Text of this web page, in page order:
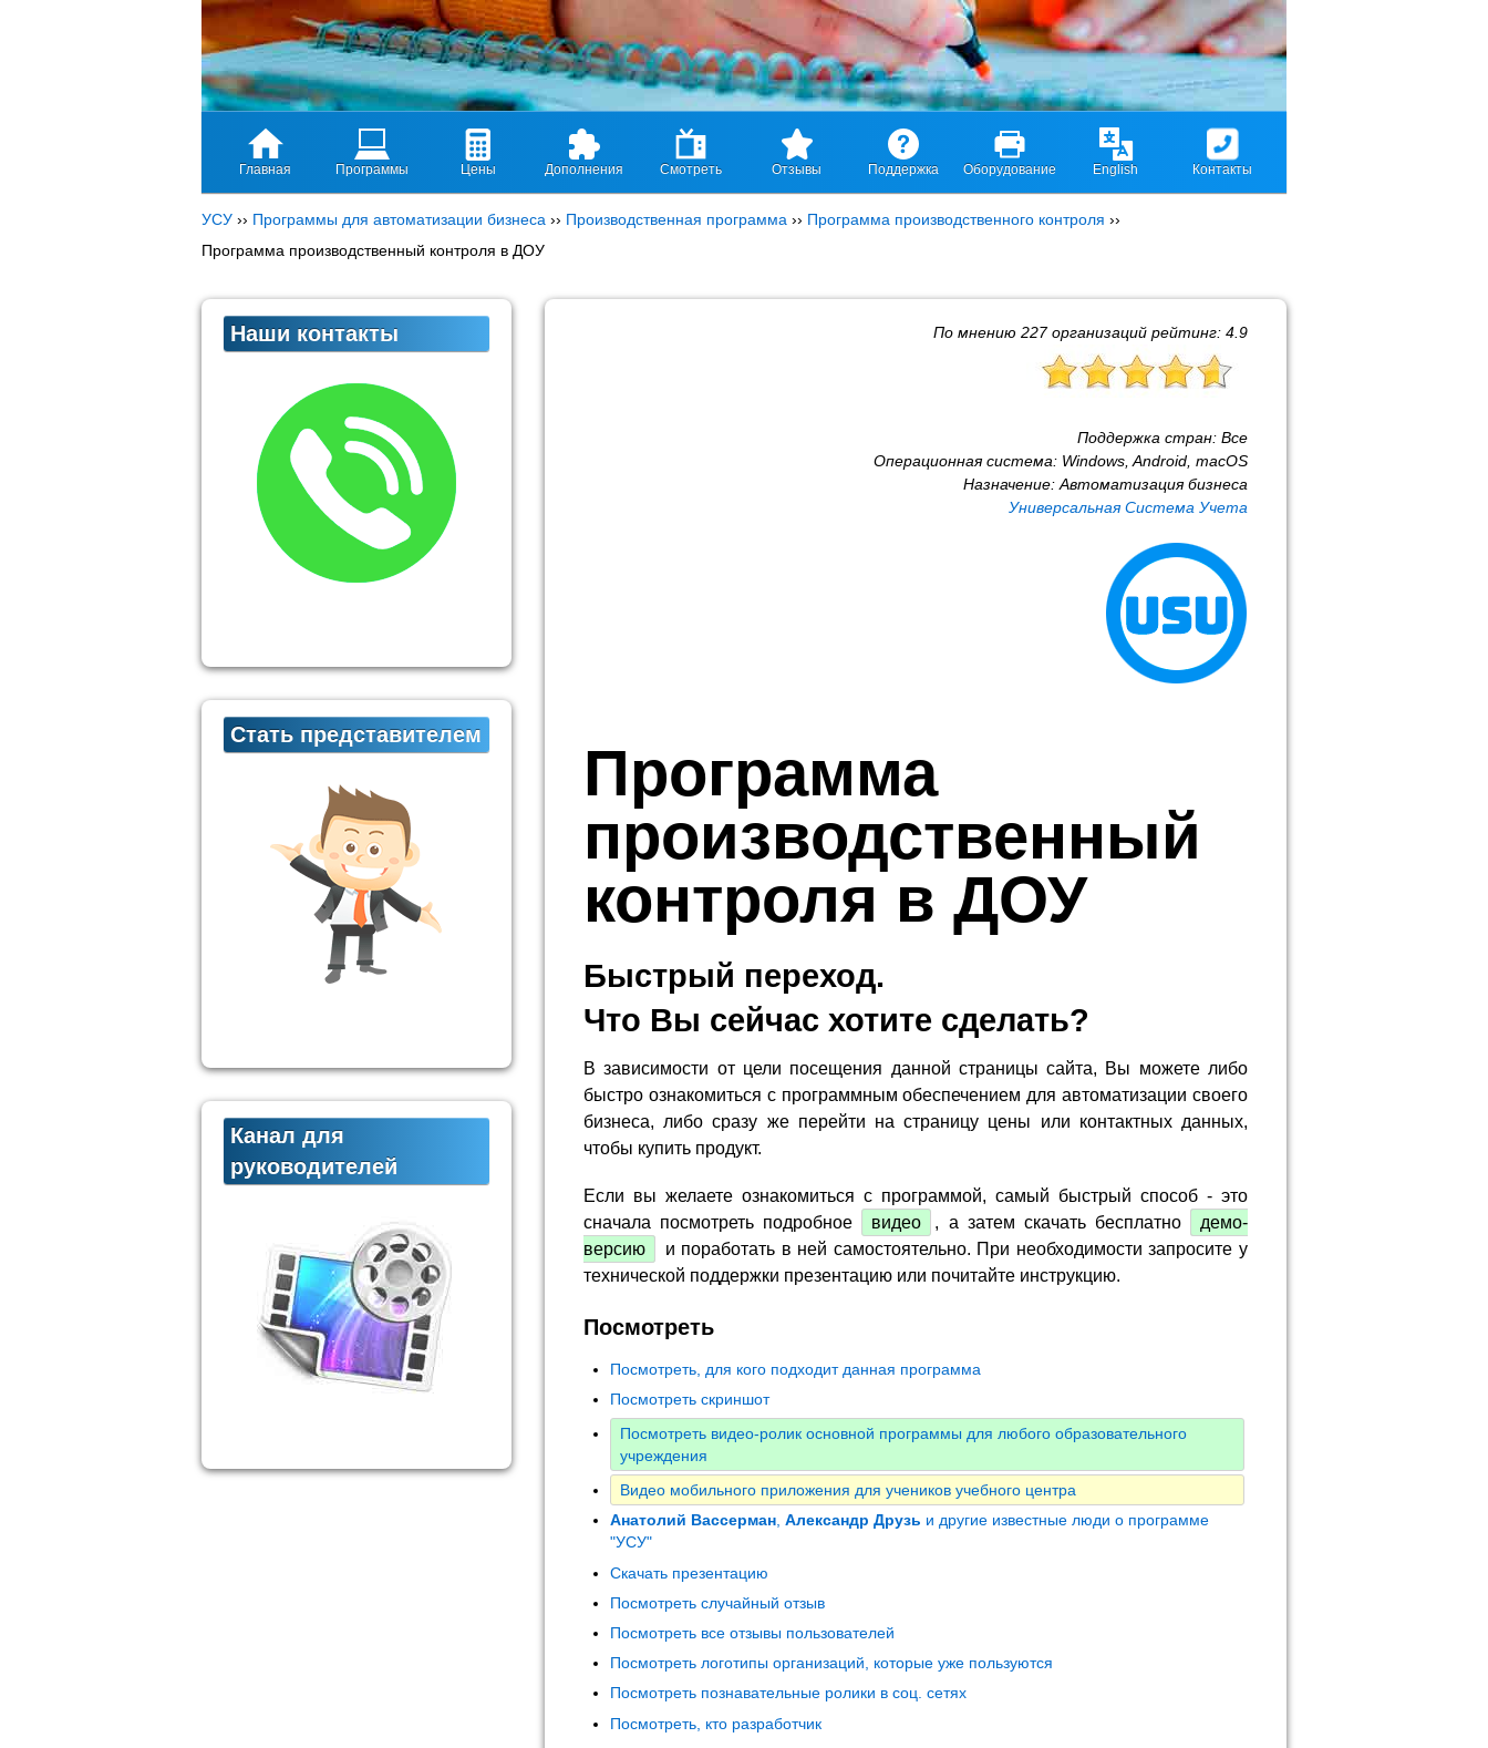
Главная Программы Цены Дополнения Смотреть Отзывы Поддержка Оборудование English Контакты
УСУ ›› Программы для автоматизации бизнеса ›› Производственная программа ›› Программа производственного контроля ››
Программа производственный контроля в ДОУ
По мнению 227организаций рейтинг: 4.9
Поддержка стран: Все
Операционная система: Windows, Android, macOS
Назначение: Автоматизация бизнеса
Универсальная Система Учета
Программа
производственный
контроля в ДОУ
Быстрый переход.
Что Вы сейчас хотите сделать?
В зависимости от цели посещения данной страницы сайта, Вы можете либо
быстро ознакомиться с программным обеспечением для автоматизации своего
бизнеса, либо сразу же перейти на страницу цены или контактных данных,
чтобы купить продукт.
Если вы желаете ознакомиться с программой, самый быстрый способ - это
сначала посмотреть подробное
видео , а затем скачать бесплатно
демо-
версию
и поработать в ней самостоятельно. При необходимости запросите у
технической поддержки презентацию или почитайте инструкцию.
Посмотреть
Посмотреть, для кого подходит данная программа
Посмотреть скриншот
Посмотреть видео-ролик основной программы для любого образовательного
учреждения
Видео мобильного приложения для учеников учебного центра
Анатолий Вассерман, Александр Друзь и другие известные люди о программе
"УСУ"
Скачать презентацию
Посмотреть случайный отзыв
Посмотреть все отзывы пользователей
Посмотреть логотипы организаций, которые уже пользуются
Посмотреть познавательные ролики в соц. сетях
Посмотреть, кто разработчик
Наши контакты
Стать представителем
Канал для
руководителей